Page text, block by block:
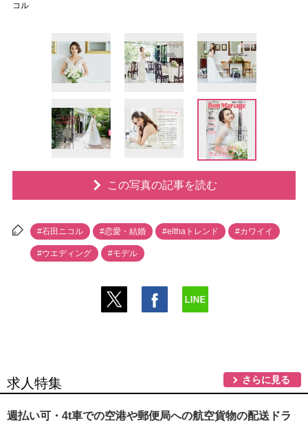
コル
この写真の記事を読む
#石田ニコル #恋愛・結婚 #elthaトレンド #カワイイ
#ウエディング #モデル
求人特集 さらに見る
週払い可・4t車での空港や郵便局への航空貨物の配送ドラ